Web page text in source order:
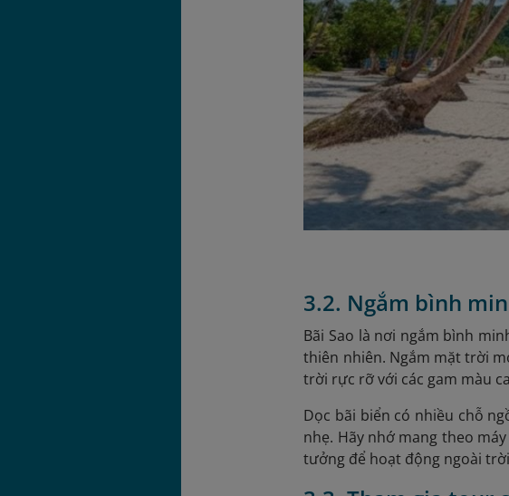
3.2. Ngắm bình
Bãi Sao là nơi ngắm bình
thiên nhiên. Ngắm mặt trời
trời rực rỡ với các gam màu
Dọc bãi biển có nhiều chỗ
nhẹ. Hãy nhớ mang theo
tưởng để hoạt động ngoài